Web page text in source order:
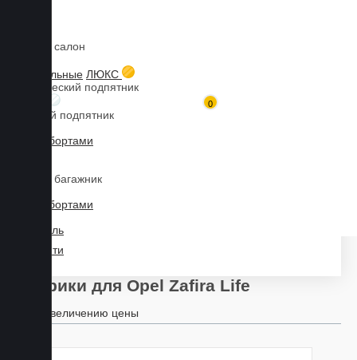
0
Коврики в салон
3D текстильные ЛЮКС
Металлический подпятник
Резиновый подпятник
3D Eva с бортами
Коврики в багажник
3D Eva с бортами
3D Текстиль
Главная Каталог товаров
Найти
Коврики для Opel Zafira Life
По увеличению цены